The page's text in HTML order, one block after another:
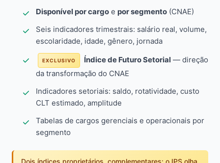
Disponível por cargo e por segmento (CNAE)
Seis indicadores trimestrais: salário real, volume,
escolaridade, idade, gênero, jornada
EXCLUSIVO Índice de Futuro Setorial — direção
da transformação do CNAE
Indicadores setoriais: saldo, rotatividade, custo
CLT estimado, amplitude
Tabelas de cargos gerenciais e operacionais por
segmento
Dois índices proprietários, complementares: o IPS olha